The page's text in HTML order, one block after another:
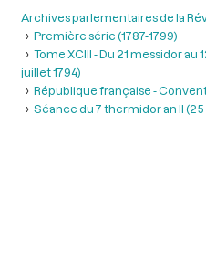
Archives parlementaires de la
Première série (1787-1799)
Tome XCIII - Du 21 messidor au
juillet 1794)
République française -
Séance du 7 thermidor an II (25